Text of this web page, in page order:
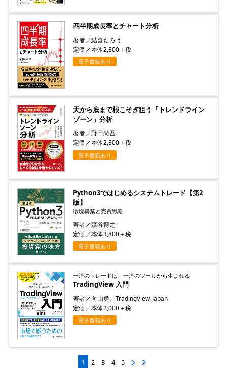
四半期成長率とチャート分析
著者／結喜たろう
定価／本体2,800＋税
電子書籍あり
天から底まで根こそぎ狙う「トレンドライン
ゾーン」分析
著者／野田尚吾
定価／本体2,800＋税
電子書籍あり
Python3ではじめるシステムトレード【第2
版】
環境構築と売買戦略
著者／森谷博之
定価／本体3,800＋税
電子書籍あり
一流のトレードは、一流のツールから生まれる
TradingView 入門
著者／向山勇、TradingView-Japan
定価／本体2,000＋税
電子書籍あり
1 2 3 4 5